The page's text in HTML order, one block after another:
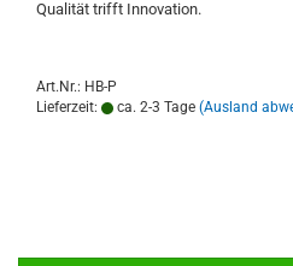
Qualität trifft Innovation.
Art.Nr.: HB-P
Lieferzeit:
ca. 2-3 Tage (Ausland